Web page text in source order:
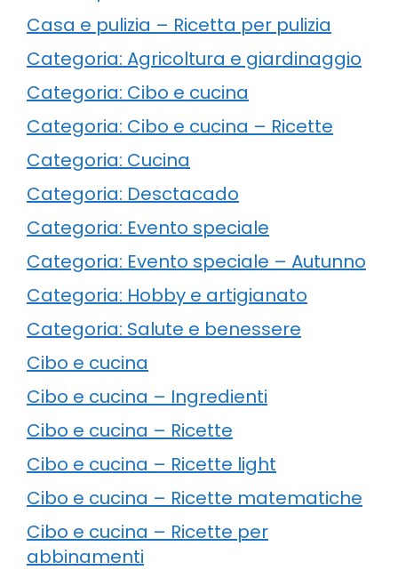
Casa e pulizia – Ricetta per pulizia
Categoria: Agricoltura e giardinaggio
Categoria: Cibo e cucina
Categoria: Cibo e cucina – Ricette
Categoria: Cucina
Categoria: Desctacado
Categoria: Evento speciale
Categoria: Evento speciale – Autunno
Categoria: Hobby e artigianato
Categoria: Salute e benessere
Cibo e cucina
Cibo e cucina – Ingredienti
Cibo e cucina – Ricette
Cibo e cucina – Ricette light
Cibo e cucina – Ricette matematiche
Cibo e cucina – Ricette per
abbinamenti